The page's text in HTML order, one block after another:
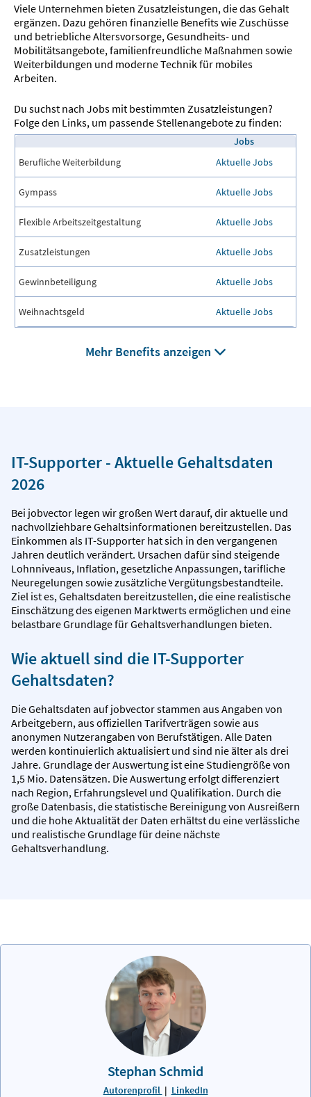
Viele Unternehmen bieten Zusatzleistungen, die das Gehalt
ergänzen. Dazu gehören finanzielle Benefits wie Zuschüsse
und betriebliche Altersvorsorge, Gesundheits- und
Mobilitätsangebote, familienfreundliche Maßnahmen sowie
Weiterbildungen und moderne Technik für mobiles
Arbeiten.
Du suchst nach Jobs mit bestimmten Zusatzleistungen?
Folge den Links, um passende Stellenangebote zu finden:
Jobs
Berufliche Weiterbildung
Aktuelle Jobs
Gympass Aktuelle Jobs
Flexible Arbeitszeitgestaltung Aktuelle Jobs
Zusatzleistungen Aktuelle Jobs
Gewinnbeteiligung Aktuelle Jobs
Weihnachtsgeld Aktuelle Jobs
Mehr Benefits anzeigen
IT-Supporter - Aktuelle Gehaltsdaten
2026
Bei jobvector legen wir großen Wert darauf, dir aktuelle und
nachvollziehbare Gehaltsinformationen bereitzustellen. Das
Einkommen als IT-Supporter hat sich in den vergangenen
Jahren deutlich verändert. Ursachen dafür sind steigende
Lohnniveaus, Inflation, gesetzliche Anpassungen, tarifliche
Neuregelungen sowie zusätzliche Vergütungsbestandteile.
Ziel ist es, Gehaltsdaten bereitzustellen, die eine realistische
Einschätzung des eigenen Marktwerts ermöglichen und eine
belastbare Grundlage für Gehaltsverhandlungen bieten.
Wie aktuell sind die IT-Supporter
Gehaltsdaten?
Die Gehaltsdaten auf jobvector stammen aus Angaben von
Arbeitgebern, aus offiziellen Tarifverträgen sowie aus
anonymen Nutzerangaben von Berufstätigen. Alle Daten
werden kontinuierlich aktualisiert und sind nie älter als drei
Jahre. Grundlage der Auswertung ist eine Studiengröße von
1,5 Mio. Datensätzen. Die Auswertung erfolgt differenziert
nach Region, Erfahrungslevel und Qualifikation. Durch die
große Datenbasis, die statistische Bereinigung von Ausreißern
und die hohe Aktualität der Daten erhältst du eine verlässliche
und realistische Grundlage für deine nächste
Gehaltsverhandlung.
Stephan Schmid
Autorenprofil | LinkedIn